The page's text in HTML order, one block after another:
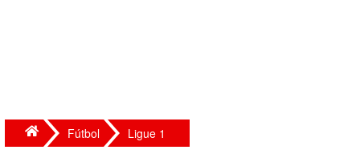
Fútbol Ligue 1